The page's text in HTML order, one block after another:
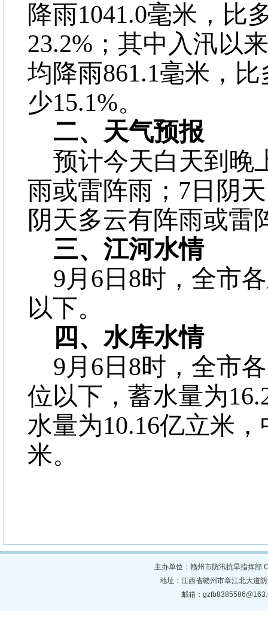
降雨1041.0毫米，比
23.2% ；其中入汛以
均降雨861.1毫米，比
少15.1%。
二、 天气预报
预计今天白天到晚
雨或雷阵雨； 7 日阴
阴天多云有阵雨或雷
三、江河水情
9月 6 日 8时，全市
以下。
四、水库水情
9月 6 日 8时， 全市
位以下 ， 蓄水量为
水量为10.16亿立米，
米。
主办单位：赣州市防汛抗旱指挥部
地址：江西省赣州市章江北大道
邮箱：